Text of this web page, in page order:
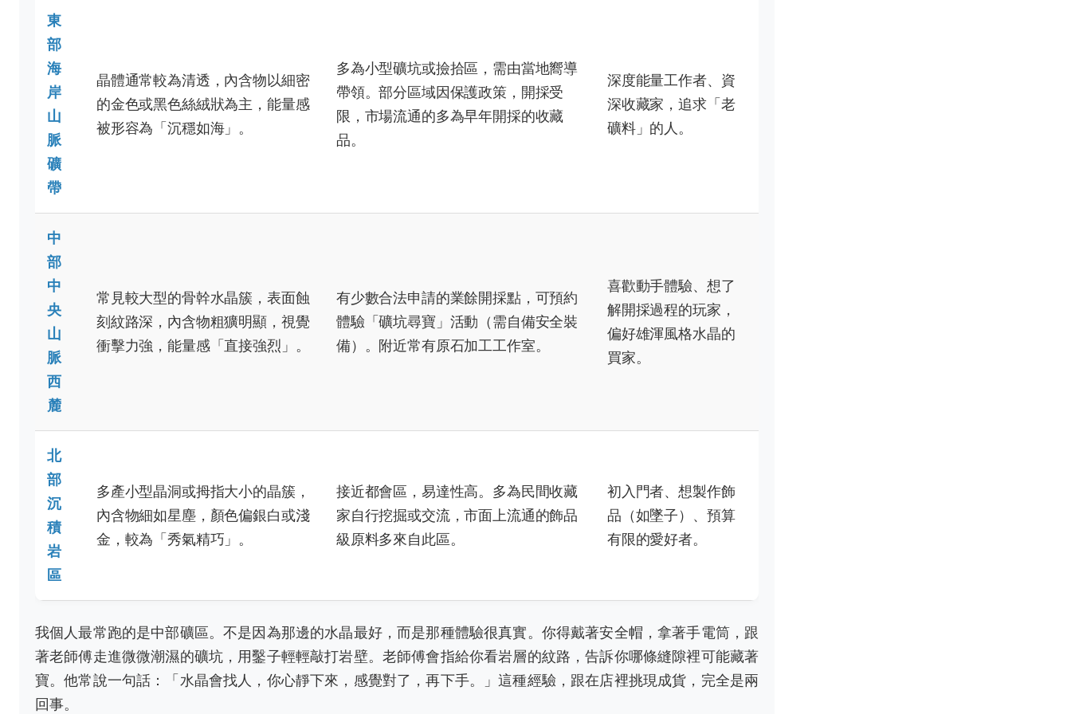
東
部
海
岸
山
脈
礦
帶
晶體通常較為清透，內含物以細密
的金色或黑色絲絨狀為主，能量感
被形容為「沉穩如海」。
多為小型礦坑或撿拾區，需由當地嚮導
帶領。部分區域因保護政策，開採受
限，市場流通的多為早年開採的收藏
品。
深度能量工作者、資
深收藏家，追求「老
礦料」的人。
中
部
中
央
山
脈
西
麓
常見較大型的骨幹水晶簇，表面蝕
刻紋路深，內含物粗獷明顯，視覺
衝擊力強，能量感「直接強烈」。
有少數合法申請的業餘開採點，可預約
體驗「礦坑尋寶」活動（需自備安全裝
備）。附近常有原石加工工作室。
喜歡動手體驗、想了
解開採過程的玩家，
偏好雄渾風格水晶的
買家。
北
部
沉
積
岩
區
多產小型晶洞或拇指大小的晶簇，
內含物細如星塵，顏色偏銀白或淺
金，較為「秀氣精巧」。
接近都會區，易達性高。多為民間收藏
家自行挖掘或交流，市面上流通的飾品
級原料多來自此區。
初入門者、想製作飾
品（如墜子）、預算
有限的愛好者。
我個人最常跑的是中部礦區。不是因為那邊的水晶最好，而是那種體驗很真實。你得戴著安全帽，拿著手電筒，跟
著老師傅走進微微潮濕的礦坑，用鑿子輕輕敲打岩壁。老師傅會指給你看岩層的紋路，告訴你哪條縫隙裡可能藏著
寶。他常說一句話：「水晶會找人，你心靜下來，感覺對了，再下手。」這種經驗，跟在店裡挑現成貨，完全是兩
回事。